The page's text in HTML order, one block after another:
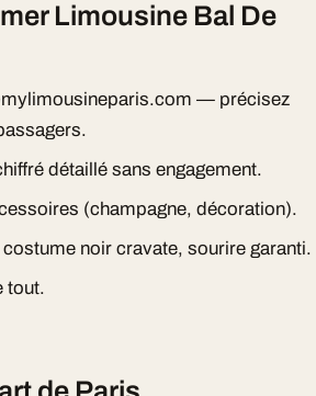
Limousine Bal De
— précisez
détaillé sans engagement.
(champagne, décoration).
noir cravate, sourire garanti.
tout.